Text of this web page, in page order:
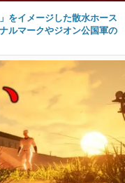
をイメージした散水ホース
ルマークやジオン公国軍の